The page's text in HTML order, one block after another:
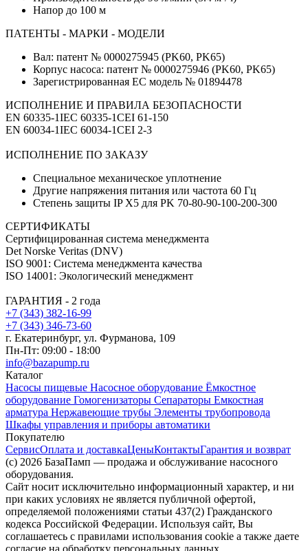
Напор до 100 м
ПАТЕНТЫ - МАРКИ - МОДЕЛИ
Вал: патент № 0000275945 (PK60, PK65)
Корпус насоса: патент № 0000275946 (PK60, PK65)
Зарегистрированная ЕС модель № 01894478
ИСПОЛНЕНИЕ И ПРАВИЛА БЕЗОПАСНОСТИ
EN 60335-1IEC 60335-1CEI 61-150
EN 60034-1IEC 60034-1CEI 2-3
ИСПОЛНЕНИЕ ПО ЗАКАЗУ
Специальное механическое уплотнение
Другие напряжения питания или частота 60 Гц
Степень защиты IP X5 для PK 70-80-90-100-200-300
СЕРТИФИКАТЫ
Сертифицированная система менеджмента
Det Norske Veritas (DNV)
ISO 9001: Система менеджмента качества
ISO 14001: Экологический менеджмент
ГАРАНТИЯ - 2 года
+7 (343) 382-16-99
+7 (343) 346-73-‬60
г. Екатеринбург, ул. Фурманова, 109
Пн-Пт: 09:00 - 18:00
info@bazapump.ru
Каталог
Насосы пищевые Насосное оборудование Ёмкостное
оборудование Гомогенизаторы Сепараторы Емкостная
арматура Нержавеющие трубы Элементы трубопровода
Шкафы управления и приборы автоматики
Покупателю
СервисОплата и доставкаЦеныКонтактыГарантия и возврат
(c) 2026 БазаПамп — продажа и обслуживание насосного
оборудования.
Сайт носит исключительно информационный характер, и ни
при каких условиях не является публичной офертой,
определяемой положениями статьи 437(2) Гражданского
кодекса Российской Федерации. Используя сайт, Вы
соглашаетесь с правилами использования cookie а также даете
согласие на обработку персональных данных